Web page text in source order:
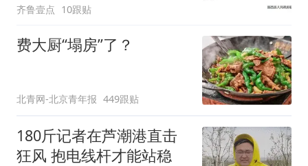
齐鲁壹点 10跟贴
费大厨“塌房”了？
北青网-北京青年报 449跟贴
180斤记者在芦潮港直击
狂风 抱电线杆才能站稳